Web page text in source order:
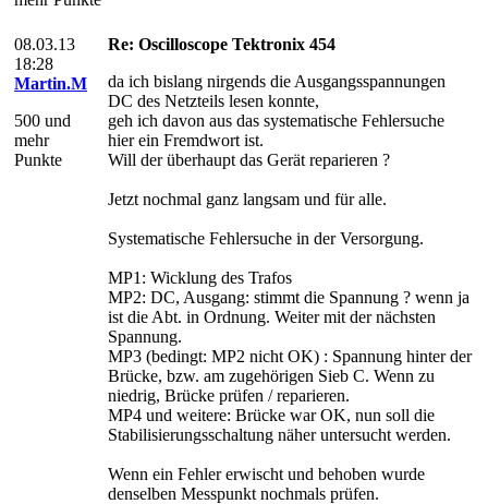
08.03.13
18:28
Martin.M
500 und
mehr
Punkte
Re: Oscilloscope Tektronix 454
da ich bislang nirgends die Ausgangsspannungen
DC des Netzteils lesen konnte,
geh ich davon aus das systematische Fehlersuche
hier ein Fremdwort ist.
Will der überhaupt das Gerät reparieren ?
Jetzt nochmal ganz langsam und für alle.
Systematische Fehlersuche in der Versorgung.
MP1: Wicklung des Trafos
MP2: DC, Ausgang: stimmt die Spannung ? wenn ja
ist die Abt. in Ordnung. Weiter mit der nächsten
Spannung.
MP3 (bedingt: MP2 nicht OK) : Spannung hinter der
Brücke, bzw. am zugehörigen Sieb C. Wenn zu
niedrig, Brücke prüfen / reparieren.
MP4 und weitere: Brücke war OK, nun soll die
Stabilisierungsschaltung näher untersucht werden.
Wenn ein Fehler erwischt und behoben wurde
denselben Messpunkt nochmals prüfen.